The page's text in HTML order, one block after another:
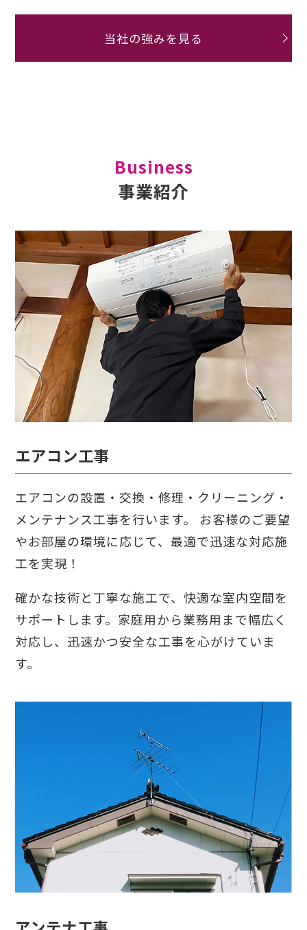
当社の強みを見る
Business
事業紹介
エアコン工事
エアコンの設置・交換・修理・クリーニング・
メンテナンス工事を行います。
お客様のご要望
やお部屋の環境に応じて、最適で迅速な対応施
工を実現！
確かな技術と丁寧な施工で、快適な室内空間を
サポートします。家庭用から業務用まで幅広く
対応し、迅速かつ安全な工事を心がけていま
す。